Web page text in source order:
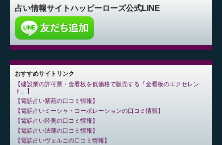
占い情報サイトハッピーローズ公式LINE
おすすめサイトリンク
建設業の許可票・金看板を低価格で販売する「金看板のエクセレン
ト」
電話占い紫苑の口コミ情報
電話占いミーシャ・コーポレーションの口コミ情報
電話占い陸奥の口コミ情報
電話占い法蓮の口コミ情報
電話占いヴェルニの口コミ情報